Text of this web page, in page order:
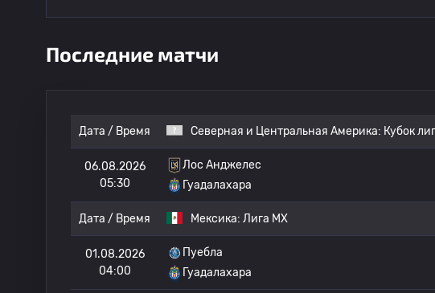
Последние матчи
Дата / Время Северная и Центральная Америка: Кубок лиг
06.08.2026
05:30
Лос Анджелес
Гуадалахара
Дата / Время Мексика: Лига МХ
01.08.2026
04:00
Пуебла
Гуадалахара